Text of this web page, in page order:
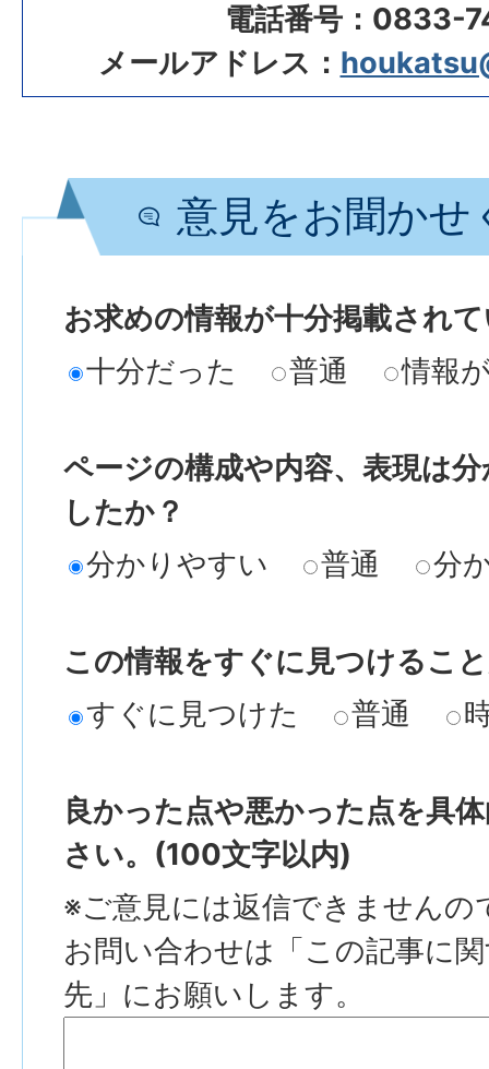
電話番号：0833-
メールアドレス：
意見をお聞かせ
お求めの情報が十分掲載され
十分だった
普通 情報
ページの構成や内容、表現は
したか？
分かりやすい
普通 分
この情報をすぐに見つけるこ
すぐに見つけた
普通
良かった点や悪かった点を具
さい。(100文字以内)
※ご意見には返信できませんの
お問い合わせは「この記事に
先」にお願いします。